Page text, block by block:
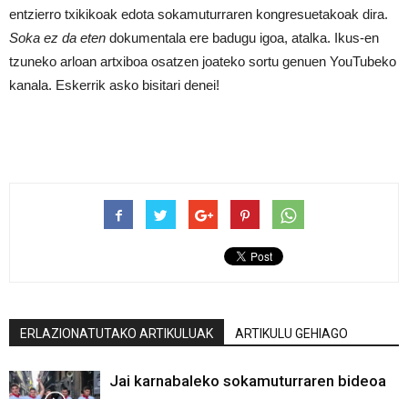
entzierro txikikoak edota sokamuturraren kongresuetakoak dira.
Soka ez da eten dokumentala ere badugu igoa, atalka. Ikus-en
tzuneko arloan artxiboa osatzen joateko sortu genuen YouTubeko
kanala. Eskerrik asko bisitari denei!
ERLAZIONATUTAKO ARTIKULUAK ARTIKULU GEHIAGO
Jai karnabaleko sokamuturraren bideoa